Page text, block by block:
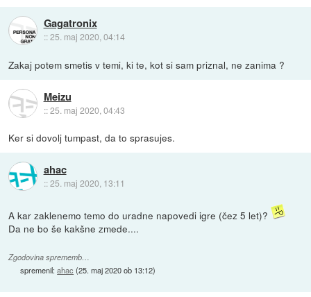
Gagatronix
::25. maj 2020, 04:14
Zakaj potem smetis v temi, ki te, kot si sam priznal, ne zanima ?
Meizu
::25. maj 2020, 04:43
Ker si dovolj tumpast, da to sprasujes.
ahac
::25. maj 2020, 13:11
A kar zaklenemo temo do uradne napovedi igre (čez 5 let)?
Da ne bo še kakšne zmede....
Zgodovina sprememb…
spremenil:ahac (25. maj 2020 ob 13:12)